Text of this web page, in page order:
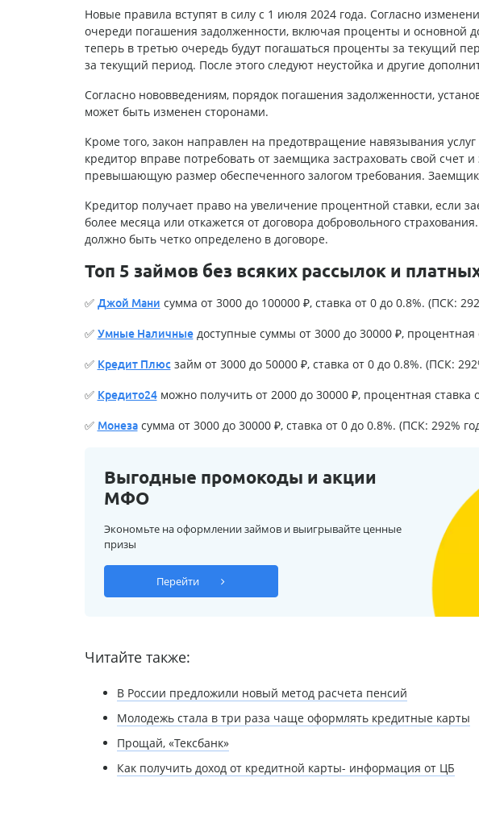
Новые правила вступят в силу с 1 июля 2024 года. Согласно
очереди погашения задолженности, включая проценты и основной
теперь в третью очередь будут погашаться проценты за текущий
за текущий период. После этого следуют неустойка и другие
Согласно нововведениям, порядок погашения задолженности,
может быть изменен сторонами.
Кроме того, закон направлен на предотвращение навязывания
кредитор вправе потребовать от заемщика застраховать свой счет
превышающую размер обеспеченного залогом требования. Заемщик,
Кредитор получает право на увеличение процентной ставки, если
более месяца или откажется от договора добровольного
должно быть четко определено в договоре.
Топ 5 займов без всяких рассылок и
✅ Джой Мани сумма от 3000 до 100000 ₽, ставка от 0 до 0.8%. (ПСК:
✅ Умные Наличныедоступные суммы от 3000 до 30000 ₽, процентная
✅ Кредит Плюсзайм от 3000 до 50000 ₽, ставка от 0 до 0.8%. (ПСК:
✅ Кредито24можно получить от 2000 до 30000 ₽, процентная ставка
✅ Монезасумма от 3000 до 30000 ₽, ставка от 0 до 0.8%. (ПСК: 292%
Выгодные промокоды и акции
МФО
Экономьте на оформлении займов и выигрывайте ценные
призы
Перейти
Читайте также:
В России предложили новый метод расчета пенсий
Молодежь стала в три раза чаще оформлять кредитные карты
Прощай, «Тексбанк»
Как получить доход от кредитной карты- информация от ЦБ